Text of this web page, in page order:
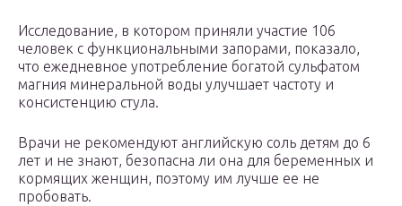
Исследование, в котором приняли участие 106
человек с функциональными запорами, показало,
что ежедневное употребление богатой сульфатом
магния минеральной воды улучшает частоту и
консистенцию стула.
Врачи не рекомендуют английскую соль детям до 6
лет и не знают, безопасна ли она для беременных и
кормящих женщин, поэтому им лучше ее не
пробовать.